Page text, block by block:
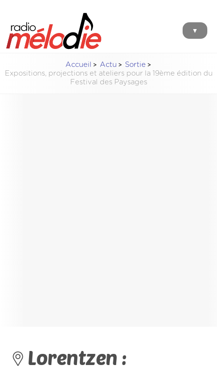
▼
Accueil Actu
Sortie
Expositions, projections et ateliers pour la 19ème édition du
Festival des Paysages
Lorentzen :